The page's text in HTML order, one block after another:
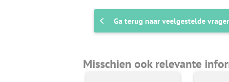
Ga terug naar veelgestelde
Misschien ook relevante